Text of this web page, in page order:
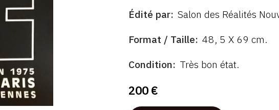
ÉDITÉ
Édité par Salon des Réalités
FORMAT
Format / Taille 48, 5 X 69 cm.
ÉTAT
Condition Très bon état.
200 €